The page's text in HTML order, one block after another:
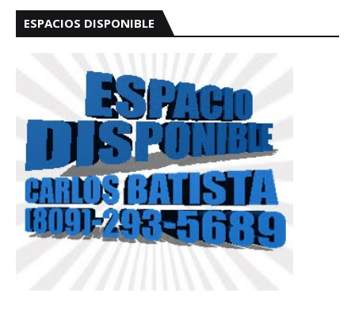
ESPACIOS DISPONIBLE